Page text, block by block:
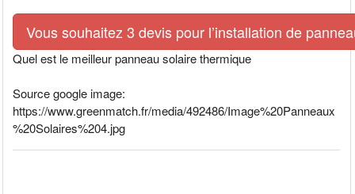
Vous souhaitez 3 devis pour l’installation de
Quel est le meilleur panneau solaire thermique
Source google image:
https://www.greenmatch.fr/media/492486/Image%20Panneaux
%20Solaires%204.jpg